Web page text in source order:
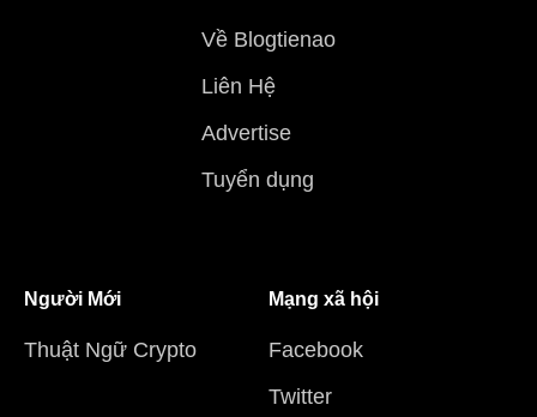
Về Blogtienao
Liên Hệ
Advertise
Tuyển dụng
Người Mới
Thuật Ngữ Crypto
Mạng xã hội
Facebook
Twitter